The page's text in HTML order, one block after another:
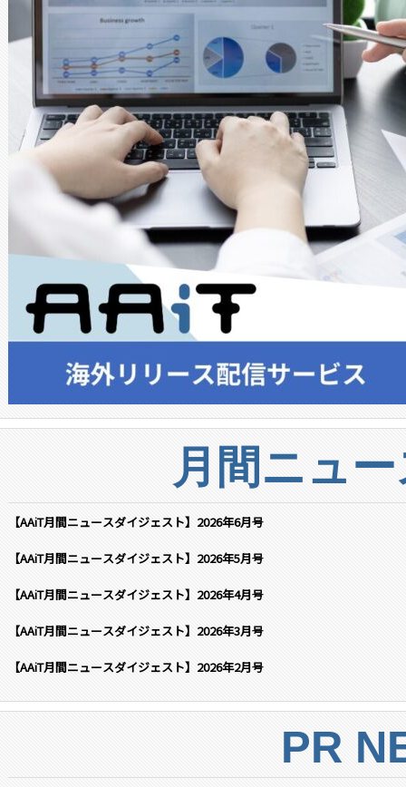
月間ニュ
【AAiT月間ニュースダイジェスト】2026年6月号
【AAiT月間ニュースダイジェスト】2026年5月号
【AAiT月間ニュースダイジェスト】2026年4月号
【AAiT月間ニュースダイジェスト】2026年3月号
【AAiT月間ニュースダイジェスト】2026年2月号
PR